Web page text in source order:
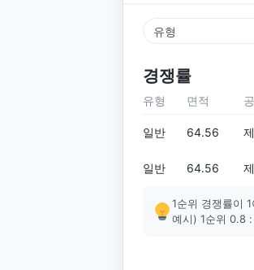
유형
경쟁률
유형 면적
일반 64.56
일반 64.56
1순위 경쟁률이
예시) 1순위 0.8 :